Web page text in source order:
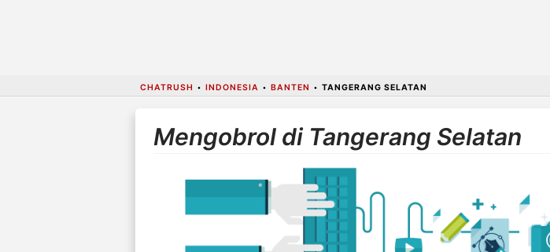
CHATRUSH • INDONESIA • BANTEN • TANGERANG SELATAN
Mengobrol di Tangerang Selatan